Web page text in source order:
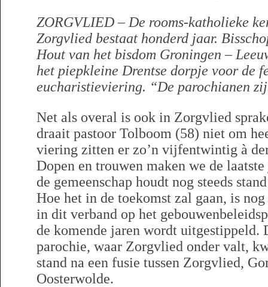
ZORGVLIED – De rooms-katholieke
Zorgvlied bestaat honderd jaar.
Hout van het bisdom Groningen –
het piepkleine Drentse dorpje voor de
eucharistieviering. “De parochianen
Net als overal is ook in Zorgvlied
draait pastoor Tolboom (58) niet om
viering zitten er zo’n vijfentwintig à
Dopen en trouwen maken we de
de gemeenschap houdt nog steeds
Hoe het in de toekomst zal gaan, is
in dit verband op het
de komende jaren wordt uitgestippeld.
parochie, waar Zorgvlied onder valt,
stand na een fusie tussen Zorgvlied,
Oosterwolde.